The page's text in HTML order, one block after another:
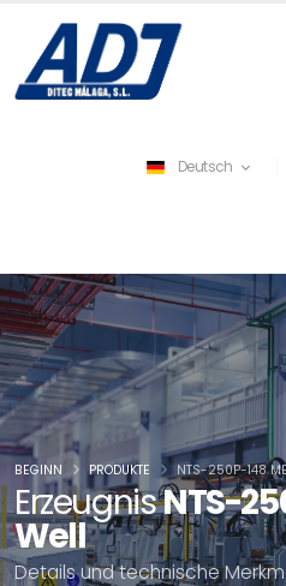
Deutsch
ErzeugnisNTS-
Well
Details und technische
BEGINN PRODUKTE NTS-250P-148